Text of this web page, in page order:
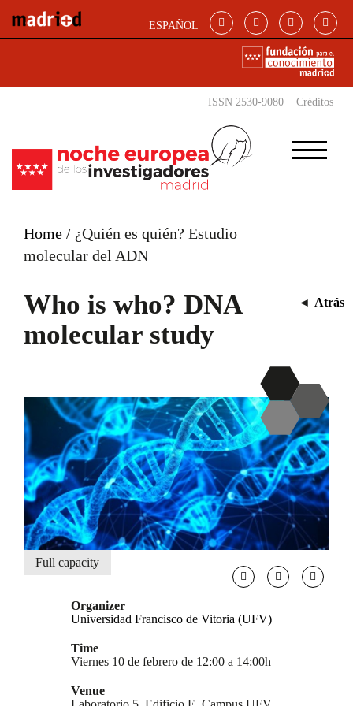
ESPAÑOL
ISSN 2530-9080 Créditos
Home / ¿Quién es quién? Estudio
molecular del ADN
Who is who? DNA
molecular study
◄ Atrás
Full capacity
Organizer
Universidad Francisco de Vitoria (UFV)
Time
Viernes 10 de febrero de 12:00 a 14:00h
Venue